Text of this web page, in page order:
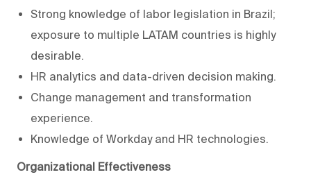
Strong knowledge of labor legislation in Brazil;
exposure to multiple LATAM countries is highly
desirable.
HR analytics and data-driven decision making.
Change management and transformation
experience.
Knowledge of Workday and HR technologies.
Organizational Effectiveness